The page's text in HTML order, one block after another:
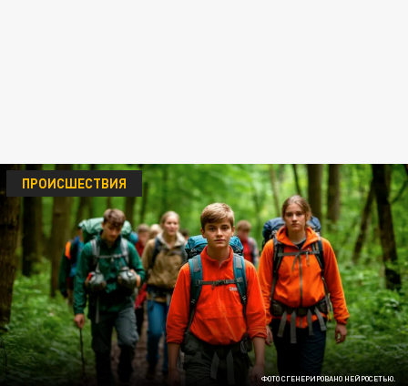
ФОТО СГЕНЕРИРОВАНО НЕЙРОСЕТЬЮ.
ПРОИСШЕСТВИЯ